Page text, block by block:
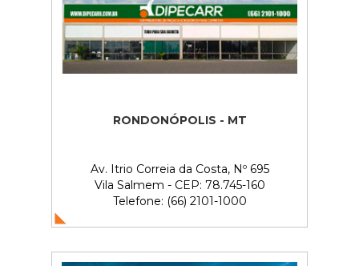
RONDONÓPOLIS - MT
Av. Itrio Correia da Costa, Nº 695
Vila Salmem - CEP: 78.745-160
Telefone: (66) 2101-1000